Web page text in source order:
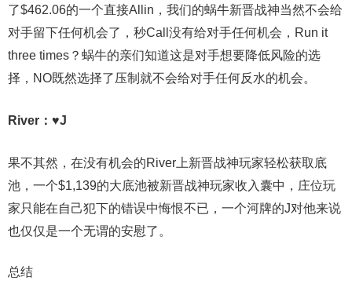
了$462.06的一个直接Allin，我们的蜗牛新晋战神当然不会给
对手留下任何机会了，秒Call没有给对手任何机会，Run it
three times？蜗牛的亲们知道这是对手想要降低风险的选
择，NO既然选择了压制就不会给对手任何反水的机会。
River：♥J
果不其然，在没有机会的River上新晋战神玩家轻松获取底
池，一个$1,139的大底池被新晋战神玩家收入囊中，庄位玩
家只能在自己犯下的错误中悔恨不已，一个河牌的J对他来说
也仅仅是一个无谓的安慰了。
总结